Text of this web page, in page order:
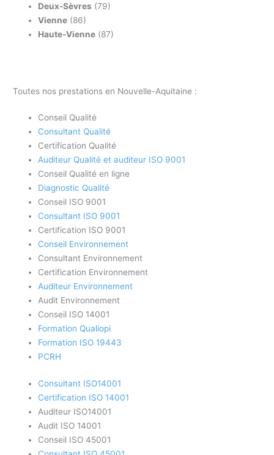
Deux-Sèvres (79)
Vienne (86)
Haute-Vienne (87)
Toutes nos prestations en Nouvelle-Aquitaine :
Conseil Qualité
Consultant Qualité
Certification Qualité
Auditeur Qualité et auditeur ISO 9001
Conseil Qualité en ligne
Diagnostic Qualité
Conseil ISO 9001
Consultant ISO 9001
Certification ISO 9001
Conseil Environnement
Consultant Environnement
Certification Environnement
Auditeur Environnement
Audit Environnement
Conseil ISO 14001
Formation Qualiopi
Formation ISO 19443
PCRH
Consultant ISO14001
Certification ISO 14001
Auditeur ISO14001
Audit ISO 14001
Conseil ISO 45001